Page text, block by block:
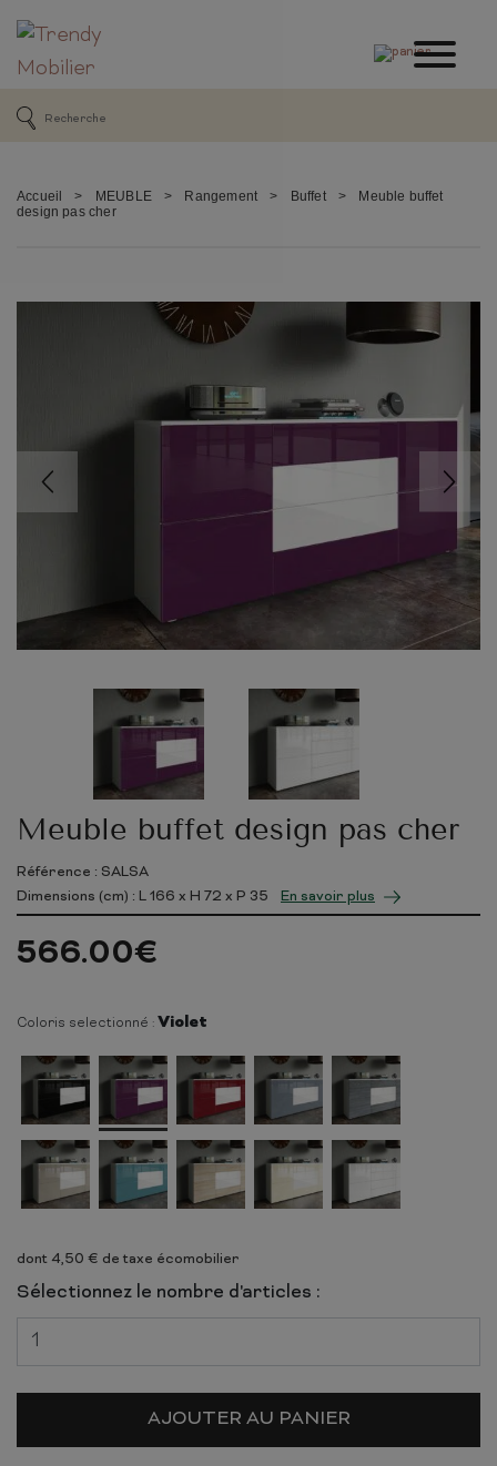
Accueil > MEUBLE > Rangement > Buffet >
Meuble buffet
design pas cher
Meuble buffet design pas cher
Référence : SALSA
Dimensions (cm) : L166 x H 72 x P 35 En savoir plus
566.00€
Coloris selectionné : Violet
dont 4,50 € de taxe écomobilier
Sélectionnez le nombre d'articles :
AJOUTER AU PANIER